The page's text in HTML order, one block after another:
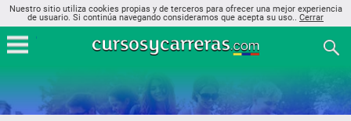
Nuestro sitio utiliza cookies propias y de terceros para ofrecer una mejor experiencia
de usuario. Si continúa navegando consideramos que acepta su uso.. Cerrar